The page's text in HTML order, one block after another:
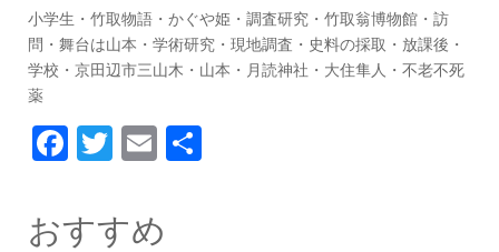
小学生・竹取物語・かぐや姫・調査研究・竹取翁博物館・訪
問・舞台は山本・学術研究・現地調査・史料の採取・放課後・
学校・京田辺市三山木・山本・月読神社・大住隼人・不老不死
薬
F
c
T
itt
E
ai
おすすめ